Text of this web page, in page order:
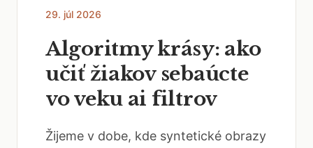
29. júl 2026
Algoritmy krásy: ako
učiť žiakov sebaúcte
vo veku ai filtrov
Žijeme v dobe, kde syntetické obrazy